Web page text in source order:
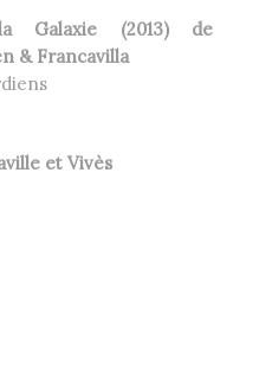
Galaxie (2013) de
& Francavilla
et Vivès